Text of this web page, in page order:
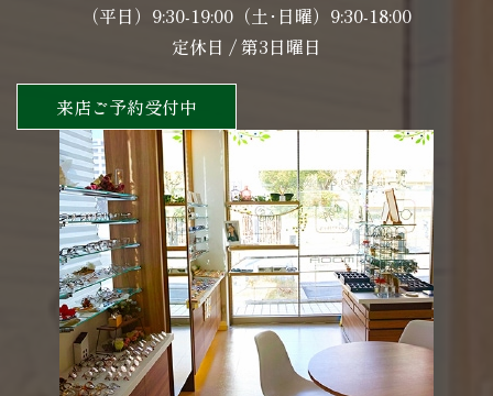
（平日）9:30-19:00（土･日曜）9:30-18:00
定休日 / 第3日曜日
来店ご予約受付中